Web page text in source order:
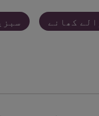
کھانے